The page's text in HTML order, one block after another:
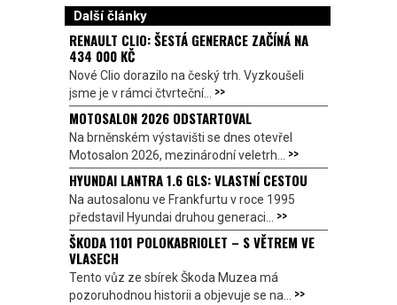
Další články
RENAULT CLIO: ŠESTÁ GENERACE ZAČÍNÁ NA
434 000 KČ
Nové Clio dorazilo na český trh. Vyzkoušeli
jsme je v rámci čtvrteční... >>
MOTOSALON 2026 ODSTARTOVAL
Na brněnském výstavišti se dnes otevřel
Motosalon 2026, mezinárodní veletrh... >>
HYUNDAI LANTRA 1.6 GLS: VLASTNÍ CESTOU
Na autosalonu ve Frankfurtu v roce 1995
představil Hyundai druhou generaci... >>
ŠKODA 1101 POLOKABRIOLET – S VĚTREM VE
VLASECH
Tento vůz ze sbírek Škoda Muzea má
pozoruhodnou historii a objevuje se na... >>